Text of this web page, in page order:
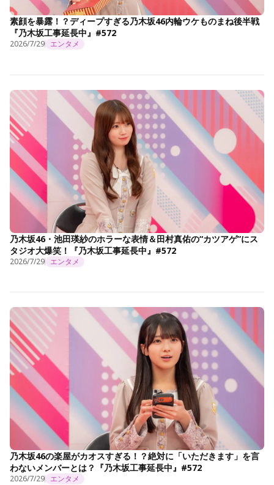
素顔を暴露！？ディープすぎる乃木坂46内輪ウケものまね後半戦
『乃木坂工事延長中』#572
2026/7/29 エンタメ
乃木坂46・池田瑛紗のホラーな表情＆田村真佑の“カツアゲ”にス
タジオ大爆笑！『乃木坂工事延長中』#572
2026/7/29 エンタメ
乃木坂46の楽屋がカオスすぎる！？絶対に「いただきます」を言
わないメンバーとは？『乃木坂工事延長中』#572
2026/7/29 エンタメ